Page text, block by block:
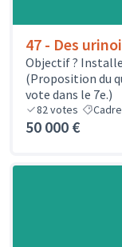
47 - Des
Objectif ?
(Proposition du
vote dans le 7e.)
82votes
50 000 €